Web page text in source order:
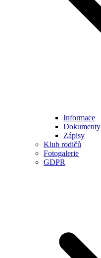
Informace
Dokumenty
Zápisy
Klub rodičů
Fotogalerie
GDPR